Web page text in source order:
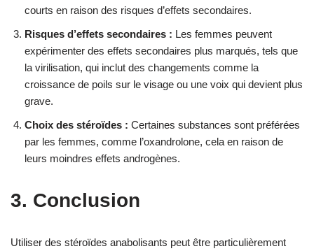
courts en raison des risques d’effets secondaires.
Risques d’effets secondaires : Les femmes peuvent
expérimenter des effets secondaires plus marqués, tels que
la virilisation, qui inclut des changements comme la
croissance de poils sur le visage ou une voix qui devient plus
grave.
Choix des stéroïdes : Certaines substances sont préférées
par les femmes, comme l’oxandrolone, cela en raison de
leurs moindres effets androgènes.
3. Conclusion
Utiliser des stéroïdes anabolisants peut être particulièrement